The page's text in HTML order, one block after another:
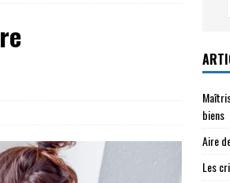
biens
Aire
Les